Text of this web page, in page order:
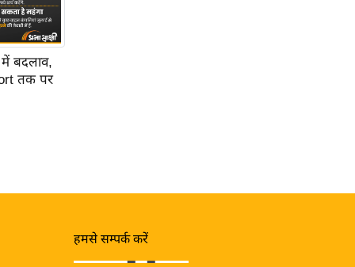
बदलाव,
तक पर
हमसे सम्पर्क करें